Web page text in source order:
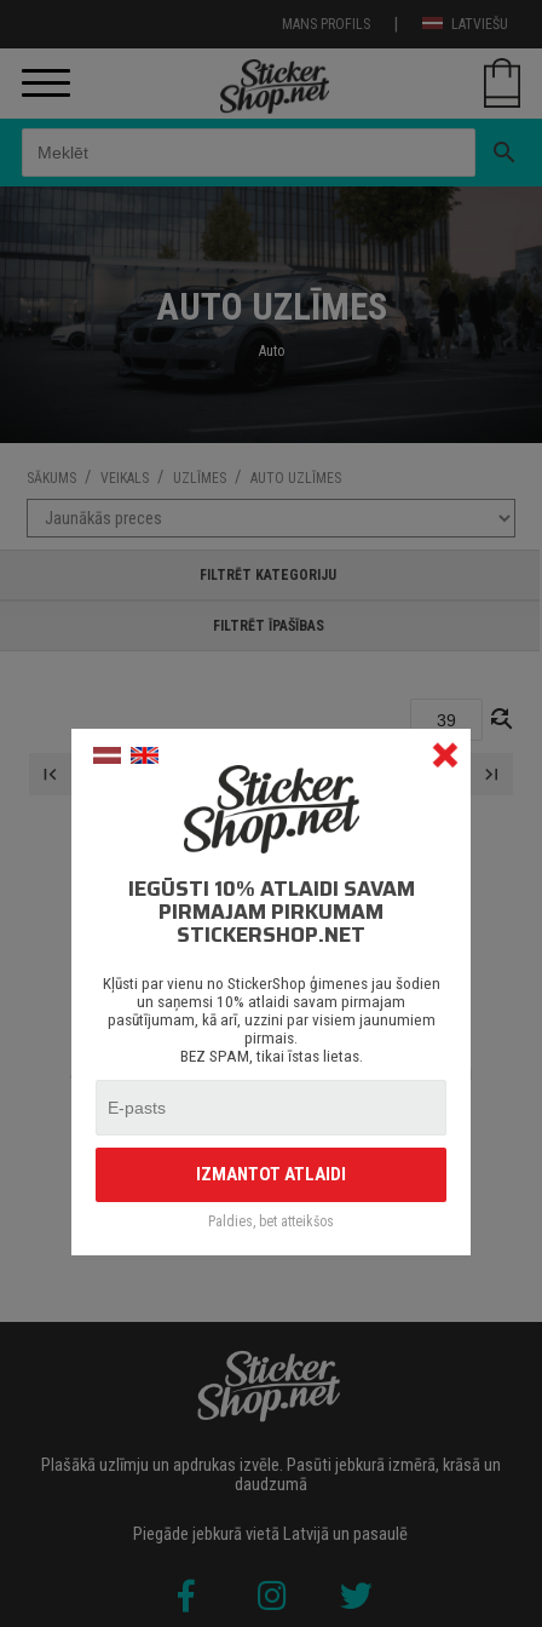
LATVIEŠU
|
MANS PROFILS
search
AUTO UZLĪMES
Auto
SĀKUMS / VEIKALS / UZLĪMES / AUTO UZLĪMES
FILTRĒT KATEGORIJU
FILTRĒT ĪPAŠĪBAS
find_replace
first_page ... 38 39 navigate_next last_page
NEKO NEATRADU!
Plašākā uzlīmju un apdrukas izvēle. Pasūti jebkurā izmērā, krāsā un
daudzumā
Piegāde jebkurā vietā Latvijā un pasaulē
IEGŪSTI 10% ATLAIDI SAVAM
PIRMAJAM PIRKUMAM
STICKERSHOP.NET
Kļūsti par vienu no StickerShop ģimenes jau šodien
un saņemsi 10% atlaidi savam pirmajam
pasūtījumam, kā arī, uzzini par visiem jaunumiem
pirmais.
BEZ SPAM, tikai īstas lietas.
IZMANTOT ATLAIDI
Paldies, bet atteikšos